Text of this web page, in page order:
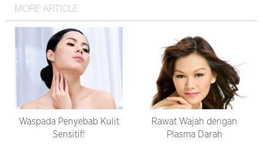
MORE ARTICLE
Waspada Penyebab Kulit
Sensitif!
Rawat Wajah dengan
Plasma Darah